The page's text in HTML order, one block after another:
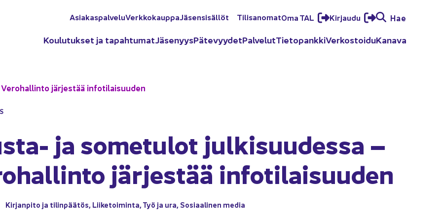
Asia­kas­pal­ve­luVerk­ko­kaup­paJä­sen­si­säl­löt Ti­li­sa­no­matOma TAL Kir­jau­du Hae
Kou­lu­tuk­set ja ta­pah­tu­matJä­se­nyysPä­te­vyy­detPal­ve­lutTie­to­pank­kiVer­kos­toi­duKa­na­va
jär­jes­tää in­fo­ti­lai­suu­den
ja so­me­tu­lot jul­ki­suu­des­sa –
jär­jes­tää in­fo­ti­lai­suu­den
Kir­jan­pi­to ja ti­lin­pää­tös, Lii­ke­toi­min­ta,Työ ja ura, So­si­aa­li­nen media